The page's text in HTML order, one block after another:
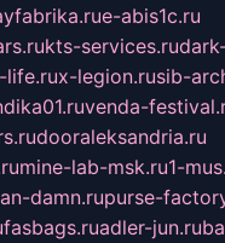
e-abis1c.ru
kts-services.ru
life.rux-legion.rusib-
venda-
dooraleksandria.ru
mine-lab-msk.ru1-
damn.rupurse-
fasbags.ruadler-jun.ru